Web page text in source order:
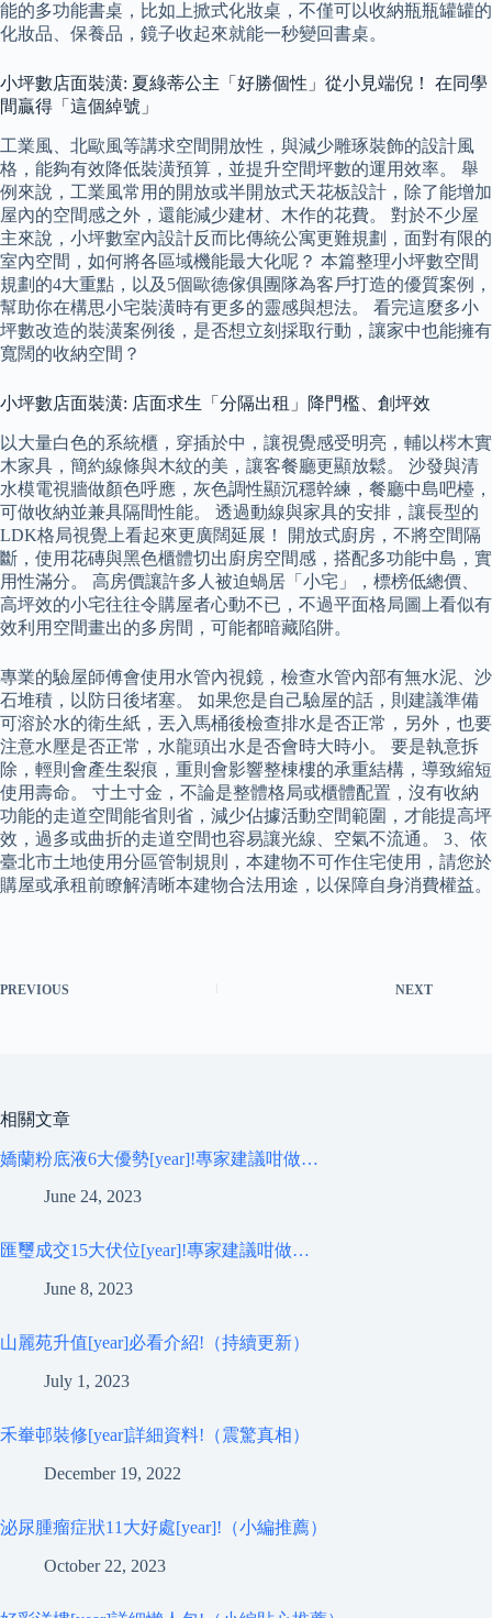
能的多功能書桌，比如上掀式化妝桌，不僅可以收納瓶瓶罐罐的
化妝品、保養品，鏡子收起來就能一秒變回書桌。
小坪數店面裝潢: 夏綠蒂公主「好勝個性」從小見端倪！ 在同學
間贏得「這個綽號」
工業風、北歐風等講求空間開放性，與減少雕琢裝飾的設計風
格，能夠有效降低裝潢預算，並提升空間坪數的運用效率。 舉
例來說，工業風常用的開放或半開放式天花板設計，除了能增加
屋內的空間感之外，還能減少建材、木作的花費。 對於不少屋
主來說，小坪數室內設計反而比傳統公寓更難規劃，面對有限的
室內空間，如何將各區域機能最大化呢？ 本篇整理小坪數空間
規劃的4大重點，以及5個歐德傢俱團隊為客戶打造的優質案例，
幫助你在構思小宅裝潢時有更多的靈感與想法。 看完這麼多小
坪數改造的裝潢案例後，是否想立刻採取行動，讓家中也能擁有
寬闊的收納空間？
小坪數店面裝潢: 店面求生「分隔出租」降門檻、創坪效
以大量白色的系統櫃，穿插於中，讓視覺感受明亮，輔以梣木實
木家具，簡約線條與木紋的美，讓客餐廳更顯放鬆。 沙發與清
水模電視牆做顏色呼應，灰色調性顯沉穩幹練，餐廳中島吧檯，
可做收納並兼具隔間性能。 透過動線與家具的安排，讓長型的
LDK格局視覺上看起來更廣闊延展！ 開放式廚房，不將空間隔
斷，使用花磚與黑色櫃體切出廚房空間感，搭配多功能中島，實
用性滿分。 高房價讓許多人被迫蝸居「小宅」，標榜低總價、
高坪效的小宅往往令購屋者心動不已，不過平面格局圖上看似有
效利用空間畫出的多房間，可能都暗藏陷阱。
專業的驗屋師傅會使用水管內視鏡，檢查水管內部有無水泥、沙
石堆積，以防日後堵塞。 如果您是自己驗屋的話，則建議準備
可溶於水的衛生紙，丟入馬桶後檢查排水是否正常，另外，也要
注意水壓是否正常，水龍頭出水是否會時大時小。 要是執意拆
除，輕則會產生裂痕，重則會影響整棟樓的承重結構，導致縮短
使用壽命。 寸土寸金，不論是整體格局或櫃體配置，沒有收納
功能的走道空間能省則省，減少佔據活動空間範圍，才能提高坪
效，過多或曲折的走道空間也容易讓光線、空氣不流通。 3、依
臺北市土地使用分區管制規則，本建物不可作住宅使用，請您於
購屋或承租前瞭解清晰本建物合法用途，以保障自身消費權益。
PREVIOUS NEXT
相關文章
嬌蘭粉底液6大優勢[year]!專家建議咁做…
June 24, 2023
匯璽成交15大伏位[year]!專家建議咁做…
June 8, 2023
山麗苑升值[year]必看介紹!（持續更新）
July 1, 2023
禾輋邨裝修[year]詳細資料!（震驚真相）
December 19, 2022
泌尿腫瘤症狀11大好處[year]!（小編推薦）
October 22, 2023